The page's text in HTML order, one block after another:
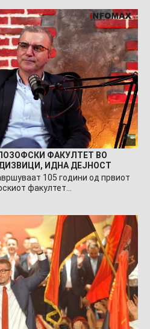
ФАКУЛТЕТ ВО
ИДНА ДЕЈНОСТ
105 години од првиот
факултет…